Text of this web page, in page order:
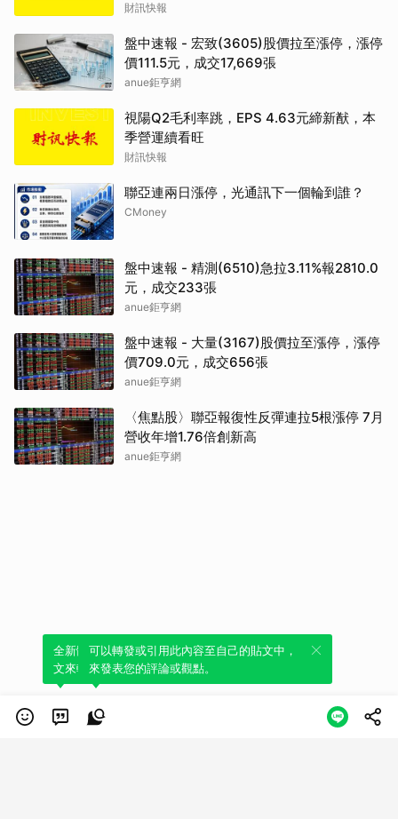
財訊快報
盤中速報 - 宏致(3605)股價拉至漲停，漲停
價111.5元，成交17,669張
anue鉅亨網
視陽Q2毛利率跳，EPS 4.63元締新猷，本
季營運續看旺
財訊快報
聯亞連兩日漲停，光通訊下一個輪到誰？
CMoney
盤中速報 - 精測(6510)急拉3.11%報2810.0
元，成交233張
anue鉅亨網
盤中速報 - 大量(3167)股價拉至漲停，漲停
價709.0元，成交656張
anue鉅亨網
〈焦點股〉聯亞報復性反彈連拉5根漲停 7月
營收年增1.76倍創新高
anue鉅亨網
全新體驗！一鍵引用此內容，透過發布貼
文來輕鬆表達個人立場。
可以轉發或引用此內容至自己的貼文中，
來發表您的評論或觀點。